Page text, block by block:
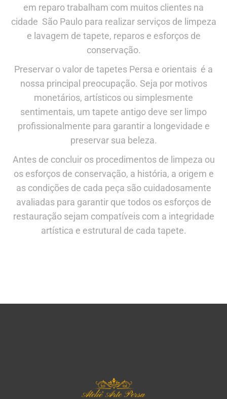
em reparo trabalham com muitos clientes na
cidade São Paulo para realizar serviços de limpeza
e lavagem de tapete, reparos e esforços de
conservação.
Preservar o valor de tapetes Persa e orientais é a
nossa principal preocupação. Seja por motivos
monetários, artísticos ou simplesmente
sentimentais, um tapete antigo deve ser limpo
profissionalmente para garantir a longevidade e
preservar sua beleza.
Antes de concluir os procedimentos de limpeza ou
os esforços de conservação, a história, a origem e
as condições de cada peça são cuidadosamente
avaliadas para garantir que todos os esforços de
restauração sejam compatíveis com a integridade
artística e estrutural de cada tapete.